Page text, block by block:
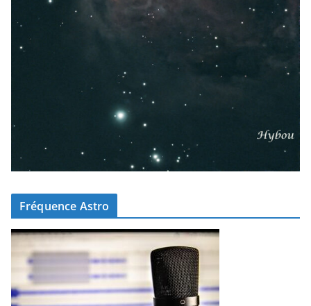
Fréquence Astro